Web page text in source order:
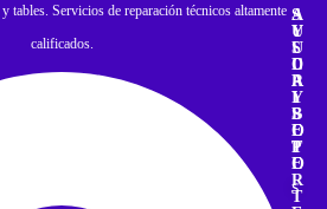
tables. Servicios de reparación técnicos altamente
calificados.
A
Y
U
D
A
Y
S
O
P
O
R
T
S
U
S
C
R
I
B
E
T
E
S